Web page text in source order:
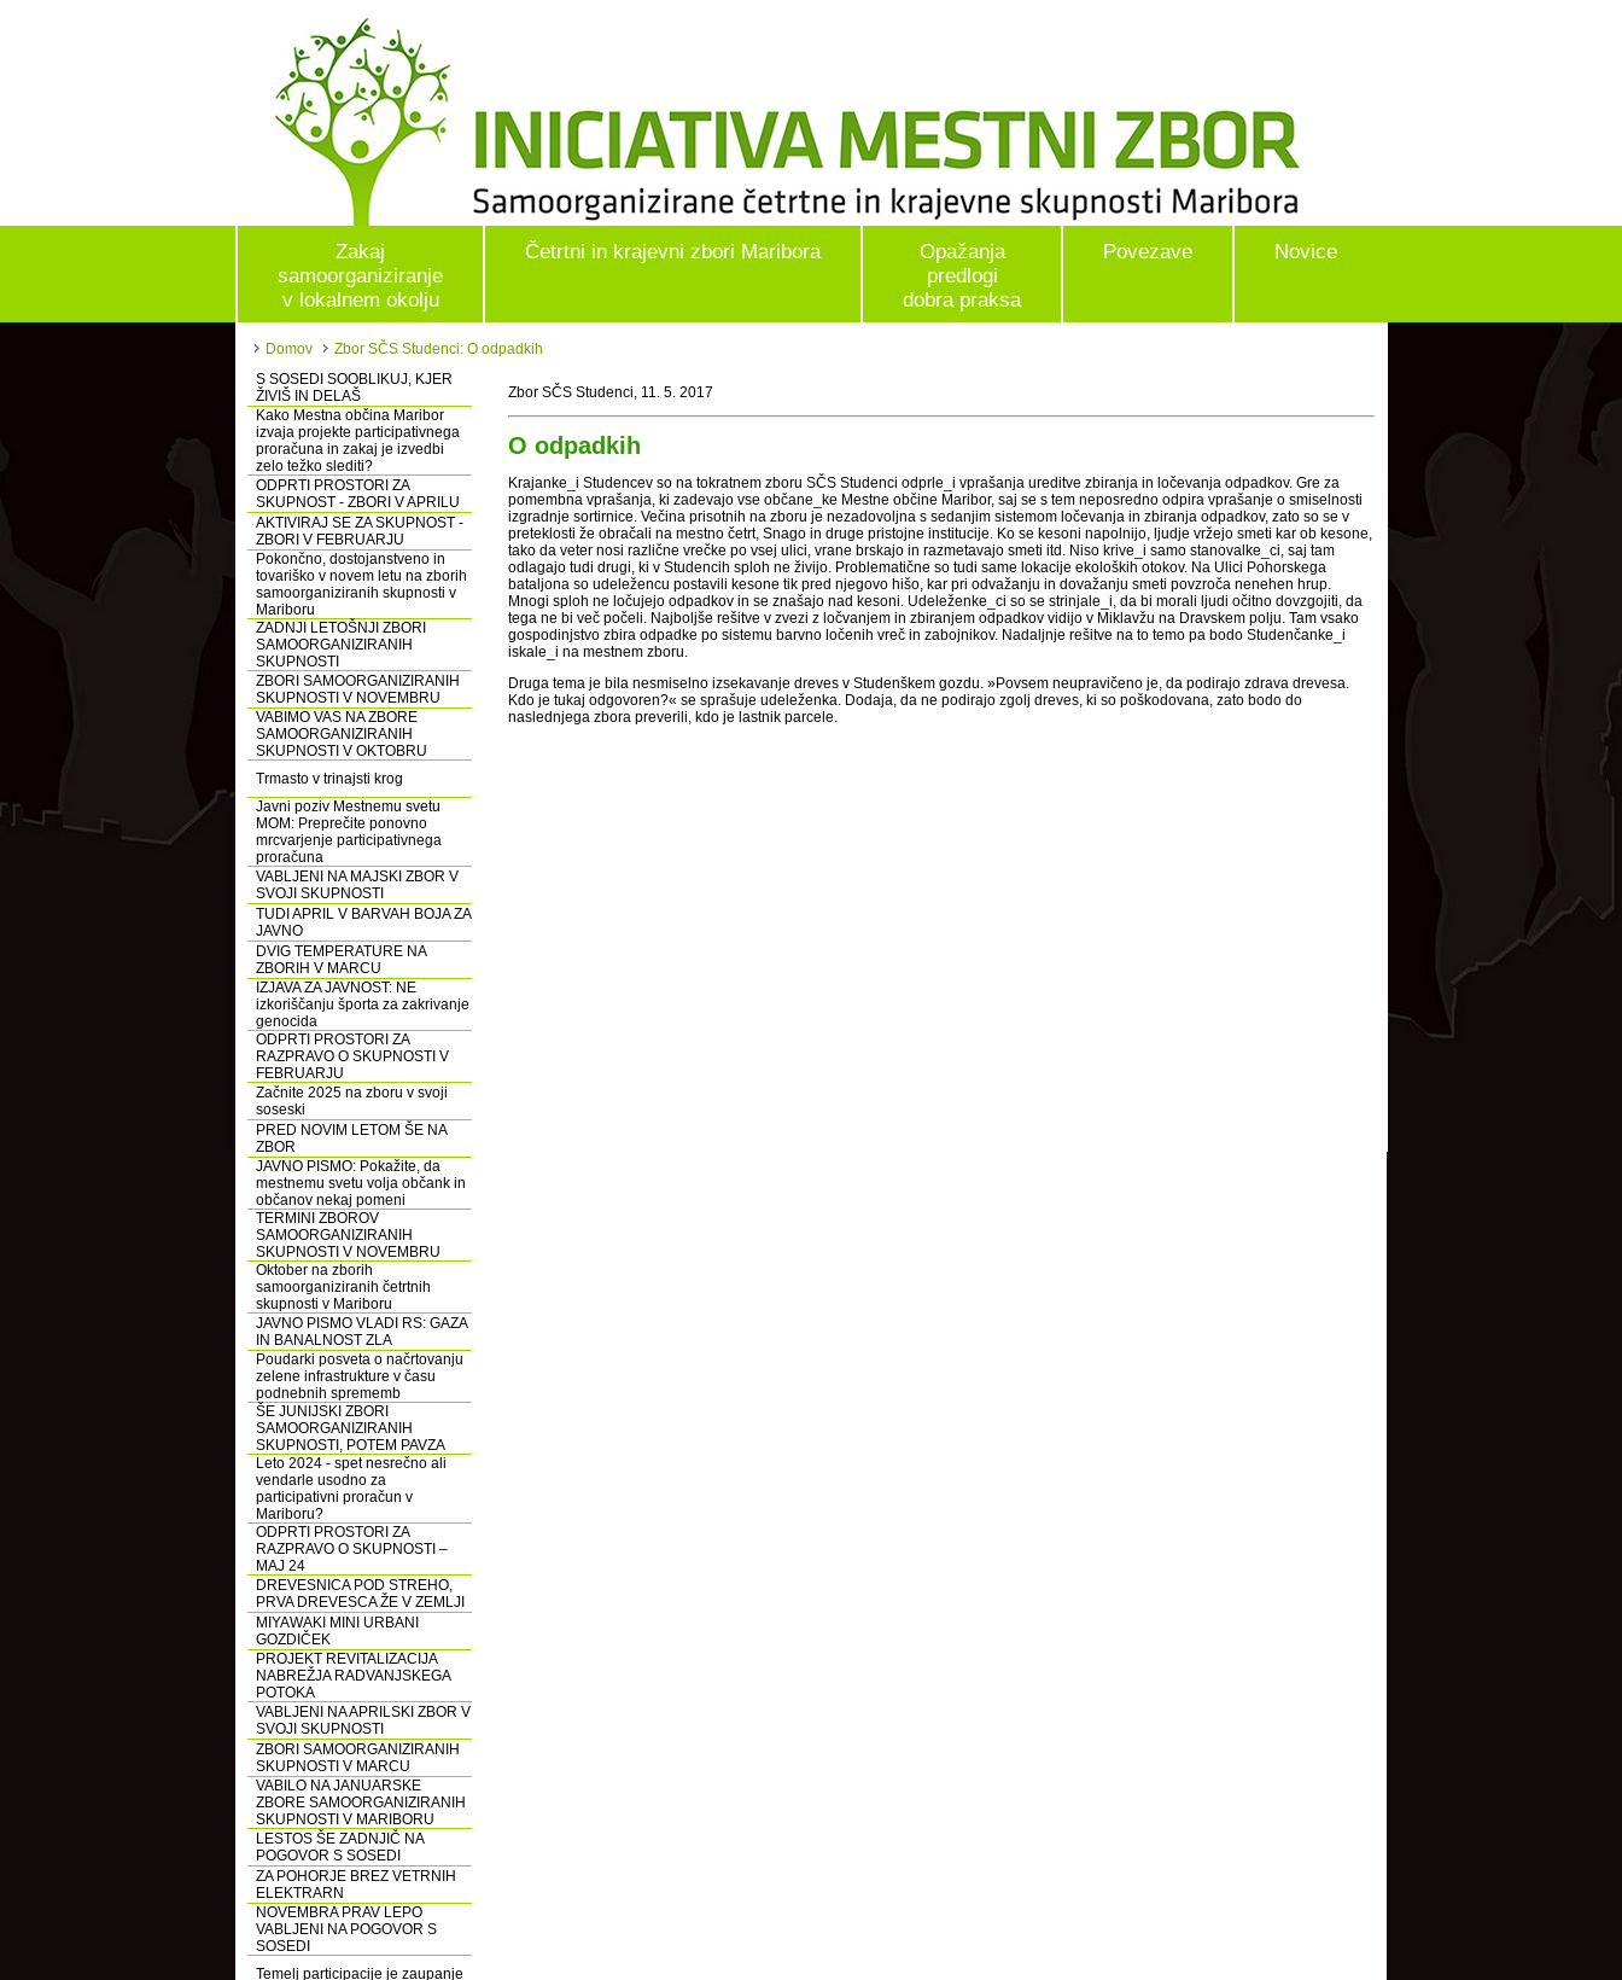
Zakaj
samoorganiziranje
v lokalnem okolju
Četrtni in krajevni zbori Maribora
Opažanja
predlogi
dobra praksa
Povezave Novice
Domov
Zbor SČS Studenci: O odpadkih
S SOSEDI SOOBLIKUJ, KJER
ŽIVIŠ IN DELAŠ
Kako Mestna občina Maribor
izvaja projekte participativnega
proračuna in zakaj je izvedbi
zelo težko slediti?
ODPRTI PROSTORI ZA
SKUPNOST - ZBORI V APRILU
AKTIVIRAJ SE ZA SKUPNOST -
ZBORI V FEBRUARJU
Pokončno, dostojanstveno in
tovariško v novem letu na zborih
samoorganiziranih skupnosti v
Mariboru
ZADNJI LETOŠNJI ZBORI
SAMOORGANIZIRANIH
SKUPNOSTI
ZBORI SAMOORGANIZIRANIH
SKUPNOSTI V NOVEMBRU
VABIMO VAS NA ZBORE
SAMOORGANIZIRANIH
SKUPNOSTI V OKTOBRU
Trmasto v trinajsti krog
Javni poziv Mestnemu svetu
MOM: Preprečite ponovno
mrcvarjenje participativnega
proračuna
VABLJENI NA MAJSKI ZBOR V
SVOJI SKUPNOSTI
TUDI APRIL V BARVAH BOJA ZA
JAVNO
DVIG TEMPERATURE NA
ZBORIH V MARCU
IZJAVA ZA JAVNOST: NE
izkoriščanju športa za zakrivanje
genocida
ODPRTI PROSTORI ZA
RAZPRAVO O SKUPNOSTI V
FEBRUARJU
Začnite 2025 na zboru v svoji
soseski
PRED NOVIM LETOM ŠE NA
ZBOR
JAVNO PISMO: Pokažite, da
mestnemu svetu volja občank in
občanov nekaj pomeni
TERMINI ZBOROV
SAMOORGANIZIRANIH
SKUPNOSTI V NOVEMBRU
Oktober na zborih
samoorganiziranih četrtnih
skupnosti v Mariboru
JAVNO PISMO VLADI RS: GAZA
IN BANALNOST ZLA
Poudarki posveta o načrtovanju
zelene infrastrukture v času
podnebnih sprememb
ŠE JUNIJSKI ZBORI
SAMOORGANIZIRANIH
SKUPNOSTI, POTEM PAVZA
Leto 2024 - spet nesrečno ali
vendarle usodno za
participativni proračun v
Mariboru?
ODPRTI PROSTORI ZA
RAZPRAVO O SKUPNOSTI –
MAJ 24
DREVESNICA POD STREHO,
PRVA DREVESCA ŽE V ZEMLJI
MIYAWAKI MINI URBANI
GOZDIČEK
PROJEKT REVITALIZACIJA
NABREŽJA RADVANJSKEGA
POTOKA
VABLJENI NA APRILSKI ZBOR V
SVOJI SKUPNOSTI
ZBORI SAMOORGANIZIRANIH
SKUPNOSTI V MARCU
VABILO NA JANUARSKE
ZBORE SAMOORGANIZIRANIH
SKUPNOSTI V MARIBORU
LESTOS ŠE ZADNJIČ NA
POGOVOR S SOSEDI
ZA POHORJE BREZ VETRNIH
ELEKTRARN
NOVEMBRA PRAV LEPO
VABLJENI NA POGOVOR S
SOSEDI
Temelj participacije je zaupanje
Zbor SČS Studenci, 11. 5. 2017
O odpadkih
Krajanke_i Studencev so na tokratnem zboru SČS Studenci odprle_i vprašanja ureditve zbiranja in ločevanja odpadkov. Gre za
pomembna vprašanja, ki zadevajo vse občane_ke Mestne občine Maribor, saj se s tem neposredno odpira vprašanje o smiselnosti
izgradnje sortirnice. Večina prisotnih na zboru je nezadovoljna s sedanjim sistemom ločevanja in zbiranja odpadkov, zato so se v
preteklosti že obračali na mestno četrt, Snago in druge pristojne institucije. Ko se kesoni napolnijo, ljudje vržejo smeti kar ob kesone,
tako da veter nosi različne vrečke po vsej ulici, vrane brskajo in razmetavajo smeti itd. Niso krive_i samo stanovalke_ci, saj tam
odlagajo tudi drugi, ki v Studencih sploh ne živijo. Problematične so tudi same lokacije ekoloških otokov. Na Ulici Pohorskega
bataljona so udeležencu postavili kesone tik pred njegovo hišo, kar pri odvažanju in dovažanju smeti povzroča nenehen hrup.
Mnogi sploh ne ločujejo odpadkov in se znašajo nad kesoni. Udeleženke_ci so se strinjale_i, da bi morali ljudi očitno dovzgojiti, da
tega ne bi več počeli. Najboljše rešitve v zvezi z ločvanjem in zbiranjem odpadkov vidijo v Miklavžu na Dravskem polju. Tam vsako
gospodinjstvo zbira odpadke po sistemu barvno ločenih vreč in zabojnikov. Nadaljnje rešitve na to temo pa bodo Studenčanke_i
iskale_i na mestnem zboru.
Druga tema je bila nesmiselno izsekavanje dreves v Studenškem gozdu. »Povsem neupravičeno je, da podirajo zdrava drevesa.
Kdo je tukaj odgovoren?« se sprašuje udeleženka. Dodaja, da ne podirajo zgolj dreves, ki so poškodovana, zato bodo do
naslednjega zbora preverili, kdo je lastnik parcele.